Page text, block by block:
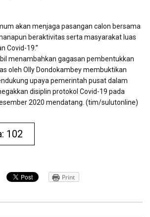
akan menjaga pasangan calon bersama
beraktivitas serta masyarakat luas
Covid-19.”
menambahkan gagasan pembentukkan
oleh Olly Dondokambey membuktikan
upaya pemerintah pusat dalam
disiplin protokol Covid-19 pada
2020 mendatang. (tim/sulutonline)
102
Print